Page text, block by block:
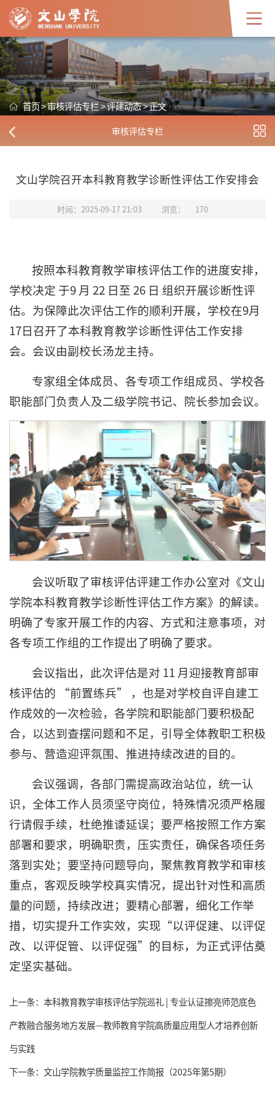
首页>审核评估专栏>评建动态>正文
审核评估专栏
文山学院召开本科教育教学诊断性评估工作安排会
时间：2025-09-17 21:03 浏览： 170
按照本科教育教学审核评估工作的进度安排，
学校决定 于9 月 22 日至 26 日 组织开展诊断性评
估。为保障此次评估工作的顺利开展，学校在9月
17日召开了本科教育教学诊断性评估工作安排
会。会议由副校长汤龙主持。
专家组全体成员、各专项工作组成员、学校各
职能部门负责人及二级学院书记、院长参加会议。
会议听取了审核评估评建工作办公室对《文山
学院本科教育教学诊断性评估工作方案》的解读。
明确了专家开展工作的内容、方式和注意事项，对
各专项工作组的工作提出了明确了要求。
会议指出，此次评估是对 11 月迎接教育部审
核评估的 “前置练兵” ，也是对学校自评自建工
作成效的一次检验，各学院和职能部门要积极配
合，以达到查摆问题和不足，引导全体教职工积极
参与、营造迎评氛围、推进持续改进的目的。
会议强调，各部门需提高政治站位，统一认
识，全体工作人员须坚守岗位，特殊情况须严格履
行请假手续，杜绝推诿延误；要严格按照工作方案
部署和要求，明确职责，压实责任，确保各项任务
落到实处；要坚持问题导向，聚焦教育教学和审核
重点，客观反映学校真实情况，提出针对性和高质
量的问题，持续改进；要精心部署，细化工作举
措，切实提升工作实效，实现“以评促建、以评促
改、以评促管、以评促强”的目标，为正式评估奠
定坚实基础。
上一条： 本科教育教学审核评估学院巡礼 | 专业认证擦亮师范底色
产教融合服务地方发展—教师教育学院高质量应用型人才培养创新
与实践
下一条： 文山学院教学质量监控工作简报（2025年第5期）